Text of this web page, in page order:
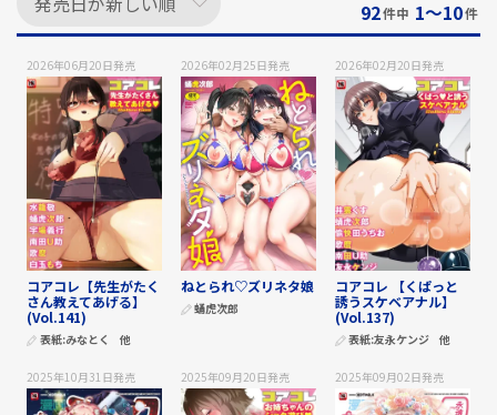
92件中 1〜10件
2026年06月20日発売
コアコレ【先生がたく
さん教えてあげる】
(Vol.141)
表紙:みなとく 他
2026年02月25日発売
ねとられ♡ズリネタ娘
蛹虎次郎
2026年02月20日発売
コアコレ 【くぱっと
誘うスケベアナル】
(Vol.137)
表紙:友永ケンジ 他
2025年10月31日発売 2025年09月20日発売 2025年09月02日発売